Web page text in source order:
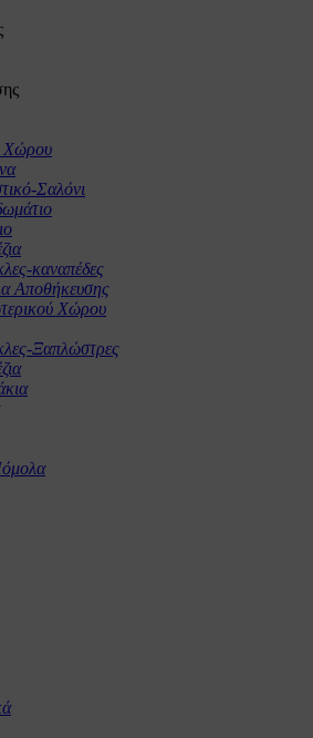
Χώρου
Σαλόνι
καναπέδες
Αποθήκευσης
Χώρου
Ξαπλώστρες